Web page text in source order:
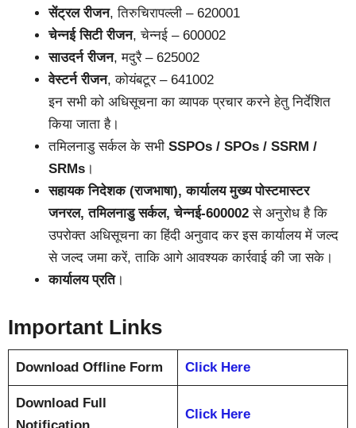
सेंट्रल रीजन, तिरुचिरापल्ली – 620001
चेन्नई सिटी रीजन, चेन्नई – 600002
साउदर्न रीजन, मदुरै – 625002
वेस्टर्न रीजन, कोयंबटूर – 641002
इन सभी को अधिसूचना का व्यापक प्रचार करने हेतु निर्देशित
किया जाता है।
तमिलनाडु सर्कल के सभी SSPOs / SPOs / SSRM /
SRMs ।
सहायक निदेशक (राजभाषा), कार्यालय मुख्य पोस्टमास्टर
जनरल, तमिलनाडु सर्कल, चेन्नई-600002 से अनुरोध है कि
उपरोक्त अधिसूचना का हिंदी अनुवाद कर इस कार्यालय में जल्द
से जल्द जमा करें, ताकि आगे आवश्यक कार्रवाई की जा सके।
कार्यालय प्रति।
Important Links
Download Offline Form Click Here
Download Full
Click Here